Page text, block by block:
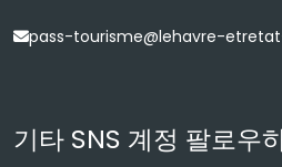
pass-tourisme@lehavre-
기타 SNS 계정 팔로우